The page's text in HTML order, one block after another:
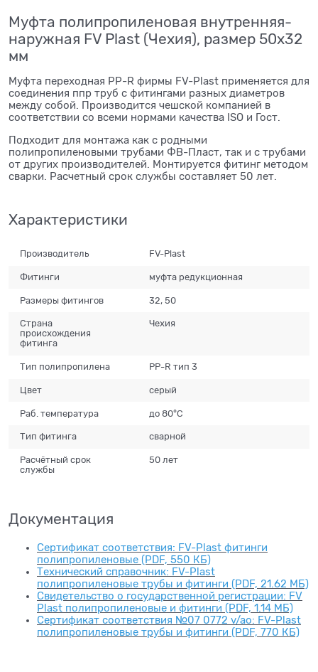
Муфта полипропиленовая внутренняя-
наружная FV Plast (Чехия), размер 50x32
мм
Муфта переходная PP-R фирмы FV-Plast применяется для
соединения ппр труб с фитингами разных диаметров
между собой. Производится чешской компанией в
соответствии со всеми нормами качества ISO и Гост.
Подходит для монтажа как с родными
полипропиленовыми трубами ФВ-Пласт, так и с трубами
от других производителей. Монтируется фитинг методом
сварки. Расчетный срок службы составляет 50 лет.
Характеристики
Производитель FV-Plast
Фитинги муфта редукционная
Размеры фитингов 32, 50
Страна
происхождения
фитинга
Чехия
Тип полипропилена PP-R тип 3
Цвет серый
Раб. температура до 80°С
Тип фитинга сварной
Расчётный срок
службы
50 лет
Документация
Сертификат соответствия: FV-Plast фитинги
полипропиленовые (PDF, 550 КБ)
Технический справочник: FV-Plast
полипропиленовые трубы и фитинги (PDF, 21.62 МБ)
Свидетельство о государственной регистрации: FV
Plast полипропиленовые и фитинги (PDF, 1.14 МБ)
Сертификат соответствия №07 0772 v/ao: FV-Plast
полипропиленовые трубы и фитинги (PDF, 770 КБ)